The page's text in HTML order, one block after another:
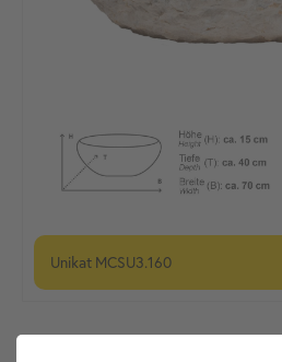
Unikat MCSU3.160